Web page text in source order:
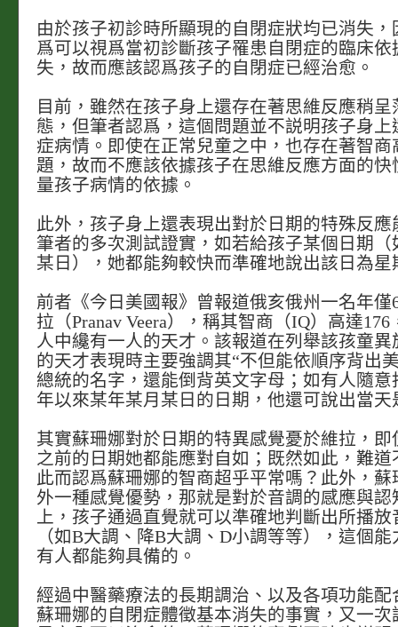
由於孩子初診時所顯現的自閉症狀均已消失，
爲可以視爲當初診斷孩子罹患自閉症的臨床依
失，故而應該認爲孩子的自閉症已經治愈。
目前，雖然在孩子身上還存在著思維反應稍呈
態，但筆者認爲，這個問題並不説明孩子身上
症病情。即使在正常兒童之中，也存在著智商
題，故而不應該依據孩子在思維反應方面的快
量孩子病情的依據。
此外，孩子身上還表現出對於日期的特殊反應
筆者的多次測試證實，如若給孩子某個日期（
某日），她都能夠較快而準確地說出該日為星
前者《今日美國報》曾報道俄亥俄州一名年僅
拉（Pranav Veera），稱其智商（IQ）高達
人中纔有一人的天才。該報道在列舉該孩童異
的天才表現時主要強調其“不但能依順序背出
總統的名字，還能倒背英文字母；如有人隨意
年以來某年某月某日的日期，他還可說出當天
其實蘇珊娜對於日期的特異感覺憂於維拉，即
之前的日期她都能應對自如；既然如此，難道
此而認爲蘇珊娜的智商超乎平常嗎？此外，蘇
外一種感覺優勢，那就是對於音調的感應與認
上，孩子通過直覺就可以準確地判斷出所播
（如B大調、降B大調、D小調等等），這個
有人都能夠具備的。
經過中醫藥療法的長期調治、以及各項功能配
蘇珊娜的自閉症體徵基本消失的事實，又一次